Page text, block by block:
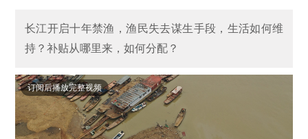
长江开启十年禁渔，渔民失去谋生手段，生活如何维
持？补贴从哪里来，如何分配？
订阅后播放完整视频